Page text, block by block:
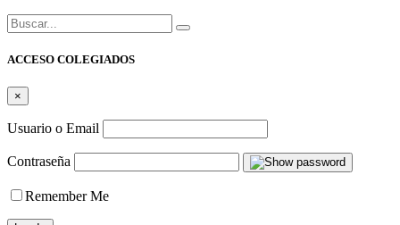
Buscar:
ACCESO COLEGIADOS
×
Usuario o Email
Contraseña
Remember Me